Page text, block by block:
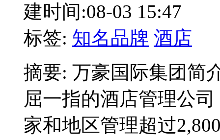
建时间:08-03 15:47
标签: 知名品牌 酒店
摘要: 万豪国际集团
屈一指的酒店管理公
家和地区管理超过